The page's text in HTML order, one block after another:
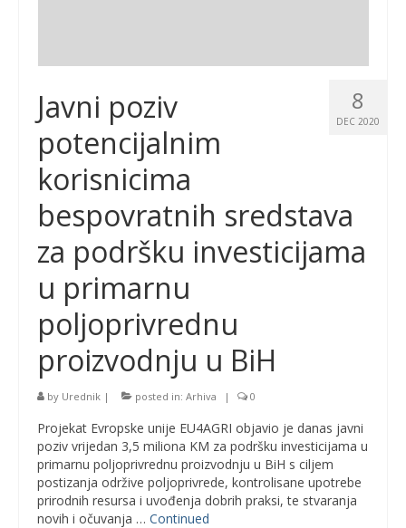
8
DEC 2020
Javni poziv
potencijalnim
korisnicima
bespovratnih sredstava
za podršku investicijama
u primarnu
poljoprivrednu
proizvodnju u BiH
by Urednik | posted in: Arhiva | 0
Projekat Evropske unije EU4AGRI objavio je danas javni
poziv vrijedan 3,5 miliona KM za podršku investicijama u
primarnu poljoprivrednu proizvodnju u BiH s ciljem
postizanja održive poljoprivrede, kontrolisane upotrebe
prirodnih resursa i uvođenja dobrih praksi, te stvaranja
novih i očuvanja … Continued